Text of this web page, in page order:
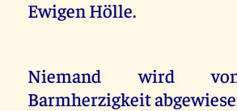
Ewigen Hölle.
Niemand wird
Barmherzigkeit